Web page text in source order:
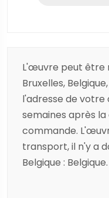
L'œuvre peut être
Bruxelles,
l'adresse de votre
semaines après
commande.
transport, il n'y a
Belgique : Belgique.